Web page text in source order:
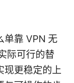
单靠 VPN 无
际可行的替
现更稳定的上